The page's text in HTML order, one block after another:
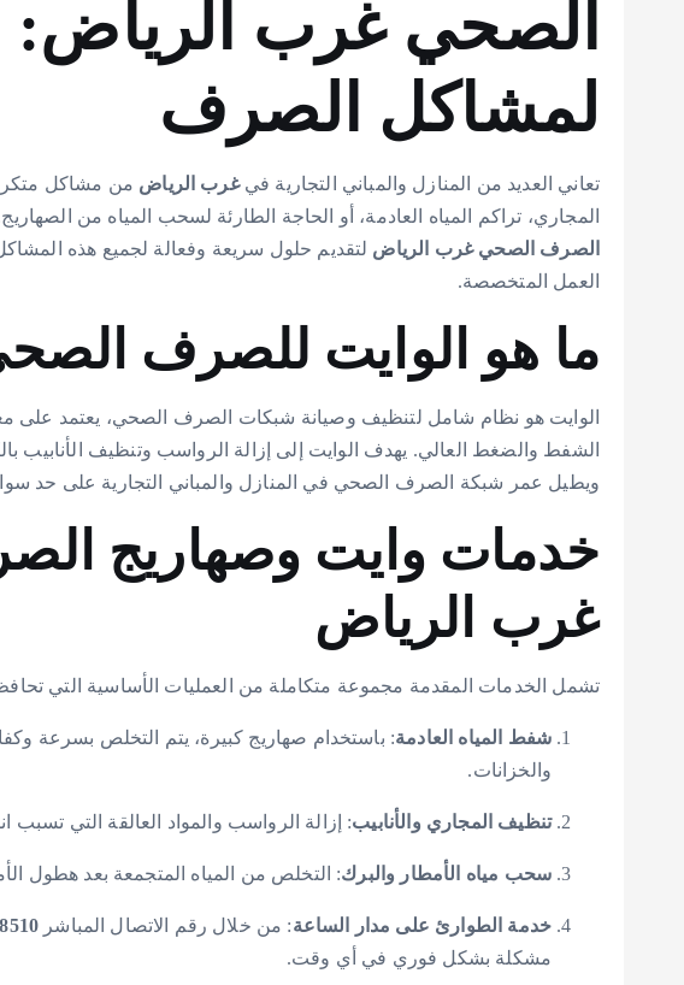
الصحي غرب الرياض:
لمشاكل الصرف
تعاني العديد من المنازل والمباني التجارية فيغرب الرياض من مشاكل
المجاري، تراكم المياه العادمة، أو الحاجة الطارئة لسحب المياه من
الصرف الصحي غرب الرياض لتقديم حلول سريعة وفعالة لجميع هذه
العمل المتخصصة.
ما هو الوايت للصرف
الوايت هو نظام شامل لتنظيف وصيانة شبكات الصرف الصحي، يعتمد على
الشفط والضغط العالي. يهدف الوايت إلى إزالة الرواسب وتنظيف الأنابيب
ويطيل عمر شبكة الصرف الصحي في المنازل والمباني التجارية على حد
خدمات وايت وصهاريج
غرب الرياض
تشمل الخدمات المقدمة مجموعة متكاملة من العمليات الأساسية التي
شفط المياه العادمة: باستخدام صهاريج كبيرة، يتم التخلص بسرعة
والخزانات.
تنظيف المجاري والأنابيب: إزالة الرواسب والمواد العالقة التي تسبب
سحب مياه الأمطار والبرك: التخلص من المياه المتجمعة بعد هطول
خدمة الطوارئ على مدار الساعة: من خلال رقم الاتصال المباشر
مشكلة بشكل فوري في أي وقت.